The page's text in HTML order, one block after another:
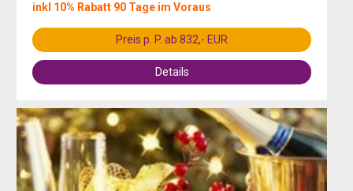
inkl 10% Rabatt 90 Tage im Voraus
Preis p. P. ab 832,- EUR
Details